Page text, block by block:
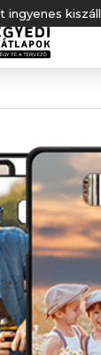
kiszállítás!